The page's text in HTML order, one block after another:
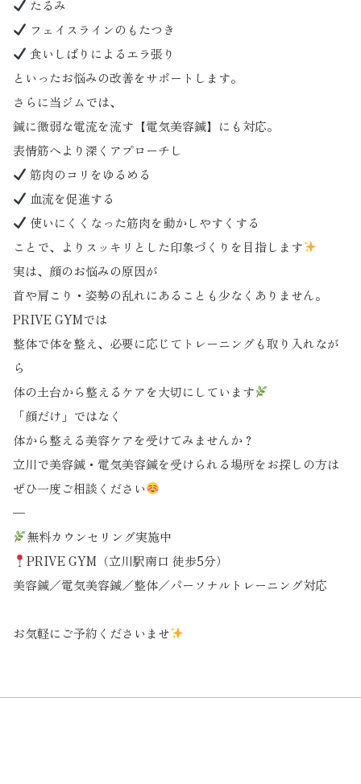
たるみ
フェイスラインのもたつき
食いしばりによるエラ張り
といったお悩みの改善をサポートします。
さらに当ジムでは、
鍼に微弱な電流を流す【電気美容鍼】にも対応。
表情筋へより深くアプローチし
筋肉のコリをゆるめる
血流を促進する
使いにくくなった筋肉を動かしやすくする
ことで、よりスッキリとした印象づくりを目指します
実は、顔のお悩みの原因が
首や肩こり・姿勢の乱れにあることも少なくありません。
PRIVE GYMでは
整体で体を整え、必要に応じてトレーニングも取り入れなが
ら
体の土台から整えるケアを大切にしています
「顔だけ」ではなく
体から整える美容ケアを受けてみませんか？
立川で美容鍼・電気美容鍼を受けられる場所をお探しの方は
ぜひ一度ご相談ください
—
無料カウンセリング実施中
PRIVE GYM（立川駅南口 徒歩5分）
美容鍼／電気美容鍼／整体／パーソナルトレーニング対応
お気軽にご予約くださいませ